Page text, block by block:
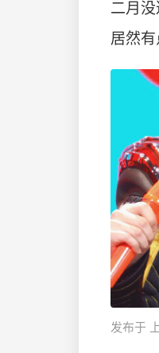
二月
居然
发布于